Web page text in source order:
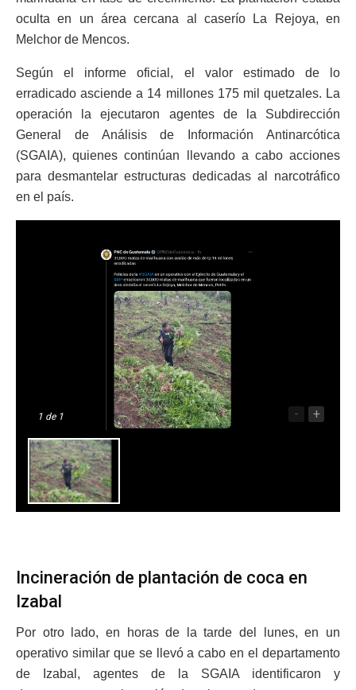
oculta en un área cercana al caserío La Rejoya, en
Melchor de Mencos.
Según el informe oficial, el valor estimado de lo
erradicado asciende a 14 millones 175 mil quetzales. La
operación la ejecutaron agentes de la Subdirección
General de Análisis de Información Antinarcótica
(SGAIA), quienes continúan llevando a cabo acciones
para desmantelar estructuras dedicadas al narcotráfico
en el país.
1 de 1 - +
Incineración de plantación de coca en
Izabal
Por otro lado, en horas de la tarde del lunes, en un
operativo similar que se llevó a cabo en el departamento
de Izabal, agentes de la SGAIA identificaron y